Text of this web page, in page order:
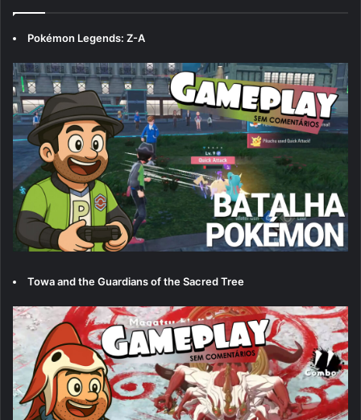
Pokémon Legends: Z-A
Towa and the Guardians of the Sacred Tree